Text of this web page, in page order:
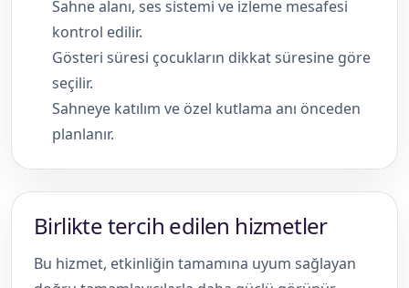
Sahne alanı, ses sistemi ve izleme mesafesi
kontrol edilir.
Gösteri süresi çocukların dikkat süresine göre
seçilir.
Sahneye katılım ve özel kutlama anı önceden
planlanır.
Birlikte tercih edilen hizmetler
Bu hizmet, etkinliğin tamamına uyum sağlayan